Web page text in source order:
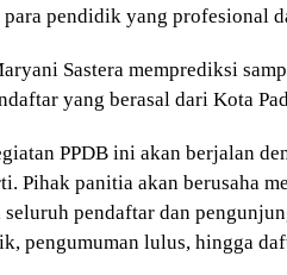
pendidik yang profesional
Sastera memprediksi
yang berasal dari Kota
PPDB ini akan berjalan
Pihak panitia akan berusaha
pendaftar dan
pengumuman lulus, hingga